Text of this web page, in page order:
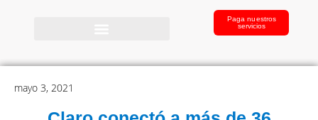
Paga nuestros
servicios
mayo 3, 2021